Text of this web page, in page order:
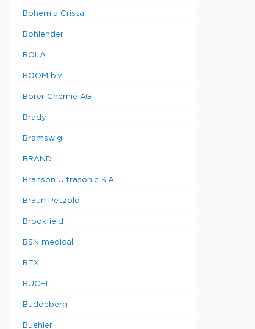
Bohemia Cristal
Bohlender
BOLA
BOOM b.v.
Borer Chemie AG
Brady
Bramswig
BRAND
Branson Ultrasonic S.A.
Braun Petzold
Brookfield
BSN medical
BTX
BUCHI
Buddeberg
Buehler